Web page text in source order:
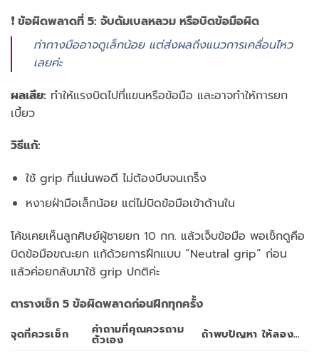
❗ ข้อผิดพลาดที่ 5: จับดัมเบลหลวม หรือบิดข้อมือผิด
ท่าทางมืออาจดูเล็กน้อย แต่ส่งผลถึงแนวการเคลื่อนไหว
เลยค่ะ
ผลเสีย: ทำให้แรงบิดไปที่แขนหรือข้อมือ และอาจทำให้การยก
เบี้ยว
วิธีแก้:
ใช้ grip ที่แน่นพอดี ไม่ต้องบีบจนเกร็ง
หงายฝ่ามือเล็กน้อย แต่ไม่บิดข้อมือเข้าด้านใน
โค้ชเคยเห็นลูกศิษย์ผู้ชายยก 10 กก. แล้วเจ็บข้อมือ พอเช็กดูคือ
บิดข้อมือขณะยก แก้ด้วยการฝึกแบบ “Neutral grip” ก่อน
แล้วค่อยกลับมาใช้ grip ปกติค่ะ
ตารางเช็ก 5 ข้อผิดพลาดก่อนฝึกทุกครั้ง
จุดที่ควรเช็ก คำถามที่คุณควรถาม
ตัวเอง ถ้าพบปัญหา ให้ลอง…